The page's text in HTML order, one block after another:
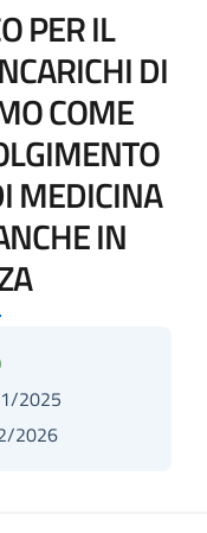
PER IL
DI
COME
MEDICINA
IN
2025
2026